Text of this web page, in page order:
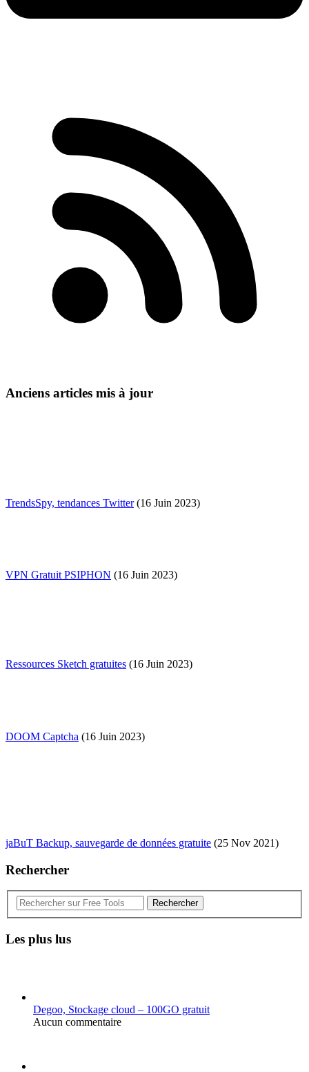
Anciens articles mis à jour
TrendsSpy, tendances Twitter(16 Juin 2023)
VPN Gratuit PSIPHON (16 Juin 2023)
Ressources Sketch gratuites (16 Juin 2023)
DOOM Captcha (16 Juin 2023)
jaBuT Backup, sauvegarde de données gratuite (25 Nov 2021)
Rechercher
Rechercher
Les plus lus
Degoo, Stockage cloud – 100GO gratuit
Aucun commentaire